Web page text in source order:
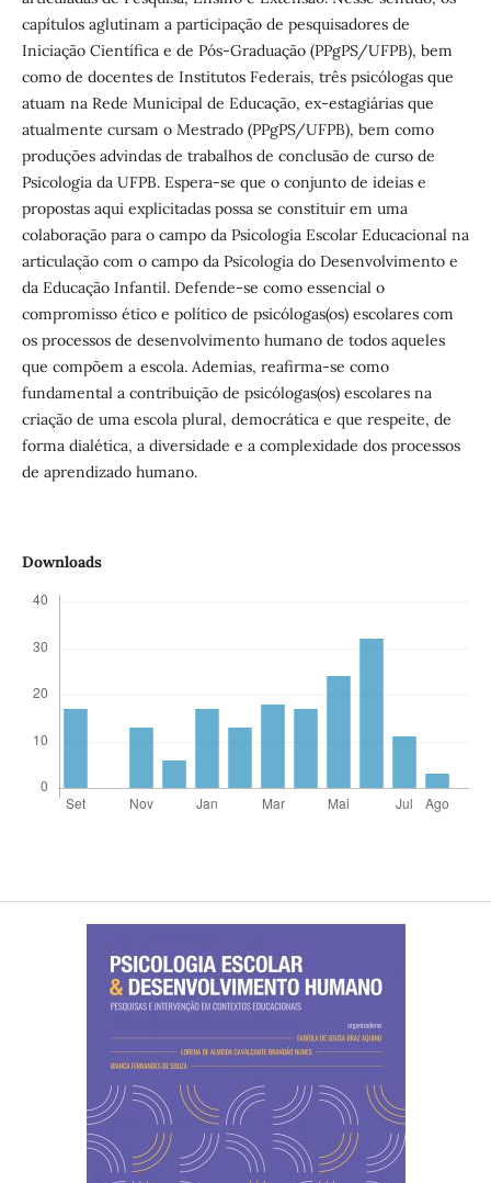
capítulos aglutinam a participação de pesquisadores de
Iniciação Científica e de Pós-Graduação (PPgPS/UFPB), bem
como de docentes de Institutos Federais, três psicólogas que
atuam na Rede Municipal de Educação, ex-estagiárias que
atualmente cursam o Mestrado (PPgPS/UFPB), bem como
produções advindas de trabalhos de conclusão de curso de
Psicologia da UFPB. Espera-se que o conjunto de ideias e
propostas aqui explicitadas possa se constituir em uma
colaboração para o campo da Psicologia Escolar Educacional na
articulação com o campo da Psicologia do Desenvolvimento e
da Educação Infantil. Defende-se como essencial o
compromisso ético e político de psicólogas(os) escolares com
os processos de desenvolvimento humano de todos aqueles
que compõem a escola. Ademias, reafirma-se como
fundamental a contribuição de psicólogas(os) escolares na
criação de uma escola plural, democrática e que respeite, de
forma dialética, a diversidade e a complexidade dos processos
de aprendizado humano.
Downloads